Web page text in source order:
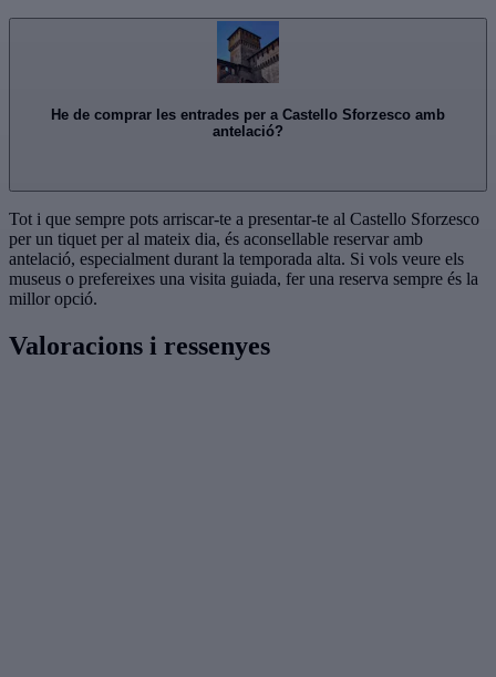
He de comprar les entrades per a Castello Sforzesco amb
antelació?
Tot i que sempre pots arriscar-te a presentar-te al Castello Sforzesco
per un tiquet per al mateix dia, és aconsellable reservar amb
antelació, especialment durant la temporada alta. Si vols veure els
museus o prefereixes una visita guiada, fer una reserva sempre és la
millor opció.
Valoracions i ressenyes